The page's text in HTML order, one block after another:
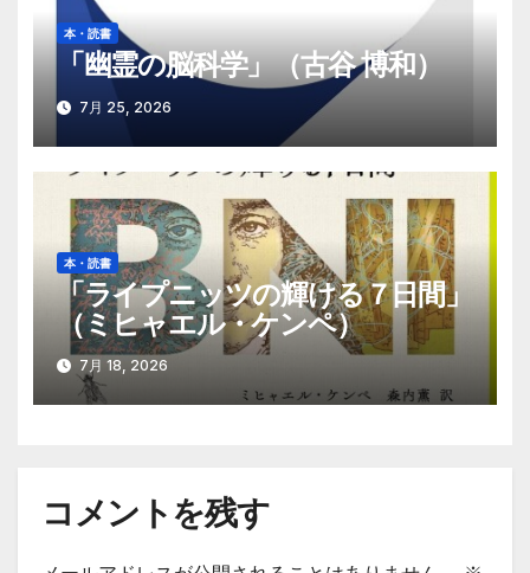
本・読書
「幽霊の脳科学」（古谷 博和）
7月 25, 2026
本・読書
「ライプニッツの輝ける７日間」
（ミヒャエル・ケンペ）
7月 18, 2026
コメントを残す